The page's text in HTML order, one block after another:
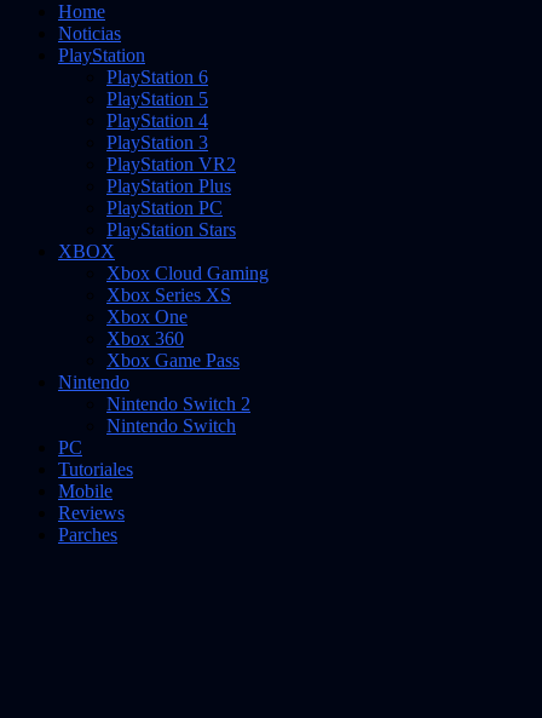
Home
Noticias
PlayStation
PlayStation 6
PlayStation 5
PlayStation 4
PlayStation 3
PlayStation VR2
PlayStation Plus
PlayStation PC
PlayStation Stars
XBOX
Xbox Cloud Gaming
Xbox Series XS
Xbox One
Xbox 360
Xbox Game Pass
Nintendo
Nintendo Switch 2
Nintendo Switch
PC
Tutoriales
Mobile
Reviews
Parches